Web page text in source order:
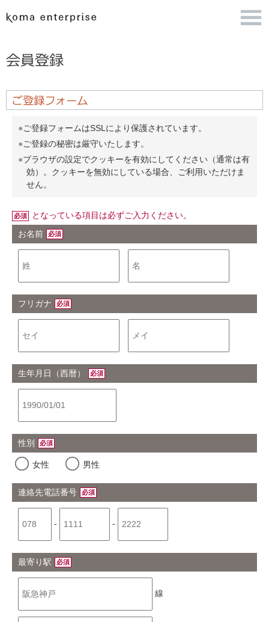
ご登録フォームはSSLにより保護されています。
ご登録の秘密は厳守いたします。
ブラウザの設定でクッキーを有効にしてください（通常は有
効）。クッキーを無効にしている場合、ご利用いただけま
せん。
必須
となっている項目は必ずご入力ください。
お名前
必須
フリガナ 必須
生年月日（西暦） 必須
性別 必須
女性 男性
連絡先電話番号 必須
- -
最寄り駅 必須
線